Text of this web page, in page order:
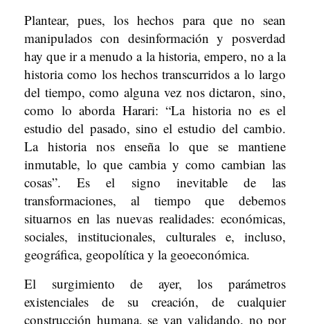
Plantear, pues, los hechos para que no sean
manipulados con desinformación y posverdad
hay que ir a menudo a la historia, empero, no a la
historia como los hechos transcurridos a lo largo
del tiempo, como alguna vez nos dictaron, sino,
como lo aborda Harari: “La historia no es el
estudio del pasado, sino el estudio del cambio.
La historia nos enseña lo que se mantiene
inmutable, lo que cambia y como cambian las
cosas”. Es el signo inevitable de las
transformaciones, al tiempo que debemos
situarnos en las nuevas realidades: económicas,
sociales, institucionales, culturales e, incluso,
geográfica, geopolítica y la geoeconómica.
El surgimiento de ayer, los parámetros
existenciales de su creación, de cualquier
construcción humana, se van validando, no por